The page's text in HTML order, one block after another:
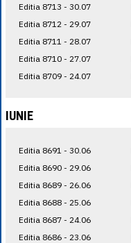
Editia 8713 - 30.07
Editia 8712 - 29.07
Editia 8711 - 28.07
Editia 8710 - 27.07
Editia 8709 - 24.07
IUNIE
Editia 8691 - 30.06
Editia 8690 - 29.06
Editia 8689 - 26.06
Editia 8688 - 25.06
Editia 8687 - 24.06
Editia 8686 - 23.06